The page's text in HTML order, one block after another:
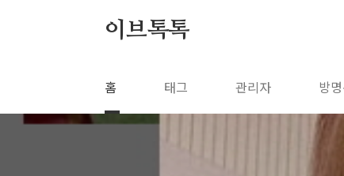
이브톡톡
홈 태그 관리자 방